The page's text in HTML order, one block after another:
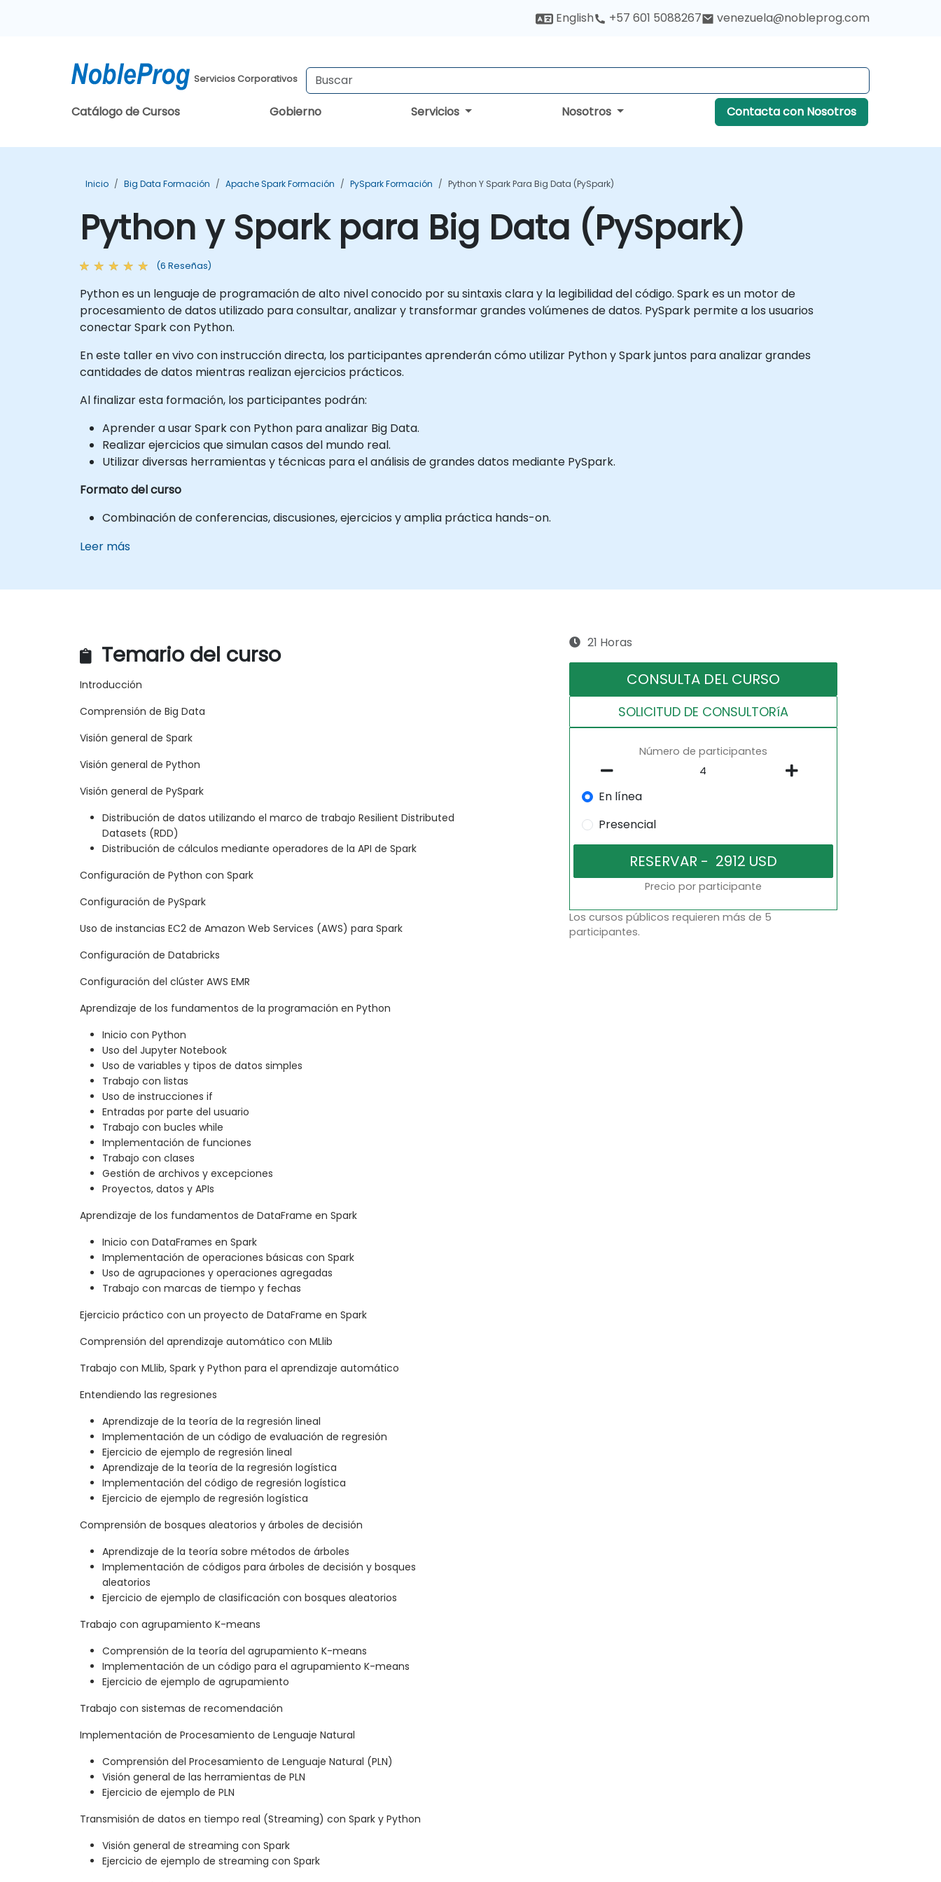
English +57 601 5088267 venezuela@nobleprog.com
Servicios Corporativos
Catálogo de Cursos Gobierno Servicios Nosotros Contacta con Nosotros
Inicio Big Data Formación Apache Spark Formación PySpark Formación Python Y Spark Para Big Data (PySpark)
Python y Spark para Big Data (PySpark)
(6 Reseñas)
Python es un lenguaje de programación de alto nivel conocido por su sintaxis clara y la legibilidad del código. Spark es un motor de
procesamiento de datos utilizado para consultar, analizar y transformar grandes volúmenes de datos. PySpark permite a los usuarios
conectar Spark con Python.
En este taller en vivo con instrucción directa, los participantes aprenderán cómo utilizar Python y Spark juntos para analizar grandes
cantidades de datos mientras realizan ejercicios prácticos.
Al finalizar esta formación, los participantes podrán:
Aprender a usar Spark con Python para analizar Big Data.
Realizar ejercicios que simulan casos del mundo real.
Utilizar diversas herramientas y técnicas para el análisis de grandes datos mediante PySpark.
Formato del curso
Combinación de conferencias, discusiones, ejercicios y amplia práctica hands-on.
Leer más
Temario del curso
Introducción
Comprensión de Big Data
Visión general de Spark
Visión general de Python
Visión general de PySpark
Distribución de datos utilizando el marco de trabajo Resilient Distributed
Datasets (RDD)
Distribución de cálculos mediante operadores de la API de Spark
Configuración de Python con Spark
Configuración de PySpark
Uso de instancias EC2 de Amazon Web Services (AWS) para Spark
Configuración de Databricks
Configuración del clúster AWS EMR
Aprendizaje de los fundamentos de la programación en Python
Inicio con Python
Uso del Jupyter Notebook
Uso de variables y tipos de datos simples
Trabajo con listas
Uso de instrucciones if
Entradas por parte del usuario
Trabajo con bucles while
Implementación de funciones
Trabajo con clases
Gestión de archivos y excepciones
Proyectos, datos y APIs
Aprendizaje de los fundamentos de DataFrame en Spark
Inicio con DataFrames en Spark
Implementación de operaciones básicas con Spark
Uso de agrupaciones y operaciones agregadas
Trabajo con marcas de tiempo y fechas
Ejercicio práctico con un proyecto de DataFrame en Spark
Comprensión del aprendizaje automático con MLlib
Trabajo con MLlib, Spark y Python para el aprendizaje automático
Entendiendo las regresiones
Aprendizaje de la teoría de la regresión lineal
Implementación de un código de evaluación de regresión
Ejercicio de ejemplo de regresión lineal
Aprendizaje de la teoría de la regresión logística
Implementación del código de regresión logística
Ejercicio de ejemplo de regresión logística
Comprensión de bosques aleatorios y árboles de decisión
Aprendizaje de la teoría sobre métodos de árboles
Implementación de códigos para árboles de decisión y bosques
aleatorios
Ejercicio de ejemplo de clasificación con bosques aleatorios
Trabajo con agrupamiento K-means
Comprensión de la teoría del agrupamiento K-means
Implementación de un código para el agrupamiento K-means
Ejercicio de ejemplo de agrupamiento
Trabajo con sistemas de recomendación
Implementación de Procesamiento de Lenguaje Natural
Comprensión del Procesamiento de Lenguaje Natural (PLN)
Visión general de las herramientas de PLN
Ejercicio de ejemplo de PLN
Transmisión de datos en tiempo real (Streaming) con Spark y Python
Visión general de streaming con Spark
Ejercicio de ejemplo de streaming con Spark
21 Horas
CONSULTA DEL CURSO
SOLICITUD DE CONSULTORíA
Número de participantes
En línea
Presencial
Precio por participante
Los cursos públicos requieren más de 5
participantes.